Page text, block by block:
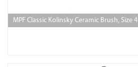
MPF Classic Kolinsky Ceramic Brush, Size 4